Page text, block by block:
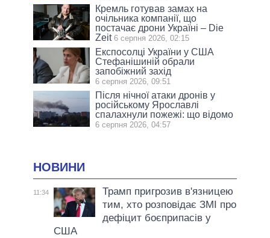
Кремль готував замах на
очільника компанії, що
постачає дрони Україні – Die
Zeit 6 серпня 2026, 02:15
Експосолці України у США
Стефанішиній обрали
запобіжний захід
6 серпня 2026, 09:51
Після нічної атаки дронів у
російському Ярославлі
спалахнули пожежі: що відомо
6 серпня 2026, 04:57
НОВИНИ
11:34
Трамп пригрозив в'язницею
тим, хто розповідає ЗМІ про
дефіцит боєприпасів у
США